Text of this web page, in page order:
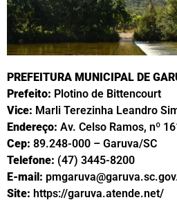
PREFEITURA MUNICIPAL DE
Prefeito: Plotino de Bittencourt
Vice: Marli Terezinha Leandro
Endereço: Av. Celso Ramos, nº
Cep: 89.248-000 – Garuva/SC
Telefone: (47) 3445-8200
E-mail:
Site: https://garuva.atende.net/